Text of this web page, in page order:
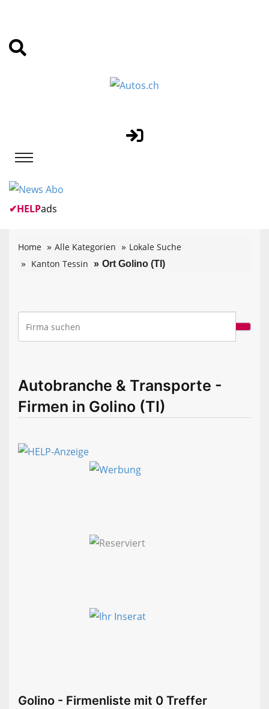
✔HELPads
Home Alle Kategorien
Lokale Suche
Kanton Tessin
Ort Golino (TI)
Autobranche & Transporte -
Firmen in Golino (TI)
Golino - Firmenliste mit 0 Treffer